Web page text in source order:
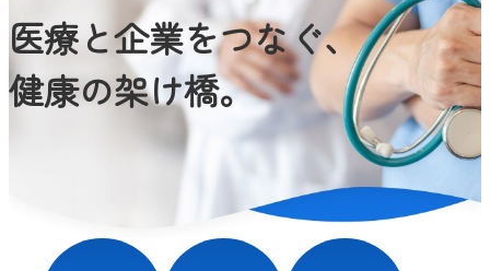
医療と企業をつなぐ、
健康の架け橋。